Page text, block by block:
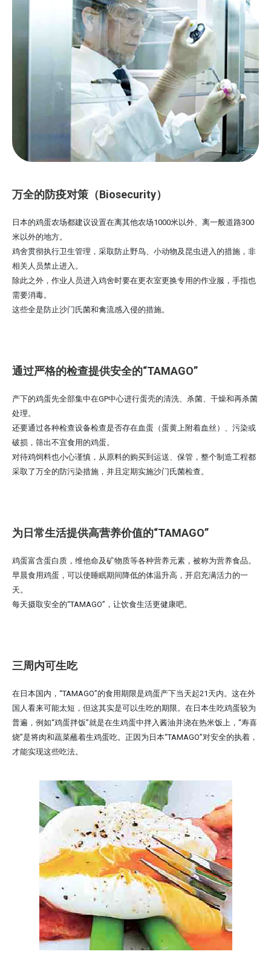
万全的防疫对策（Biosecurity）
日本的鸡蛋农场都建议设置在离其他农场1000米以外、离一般道路300
米以外的地方。
鸡舍贯彻执行卫生管理，采取防止野鸟、小动物及昆虫进入的措施，非
相关人员禁止进入。
除此之外，作业人员进入鸡舍时要在更衣室更换专用的作业服，手指也
需要消毒。
这些全是防止沙门氏菌和禽流感入侵的措施。
通过严格的检查提供安全的“TAMAGO”
产下的鸡蛋先全部集中在GP中心进行蛋壳的清洗、杀菌、干燥和再杀菌
处理。
还要通过各种检查设备检查是否存在血蛋（蛋黄上附着血丝）、污染或
破损，筛出不宜食用的鸡蛋。
对待鸡饲料也小心谨慎，从原料的购买到运送、保管，整个制造工程都
采取了万全的防污染措施，并且定期实施沙门氏菌检查。
为日常生活提供高营养价值的“TAMAGO”
鸡蛋富含蛋白质，维他命及矿物质等各种营养元素，被称为营养食品。
早晨食用鸡蛋，可以使睡眠期间降低的体温升高，开启充满活力的一
天。
每天摄取安全的“TAMAGO”，让饮食生活更健康吧。
三周内可生吃
在日本国内，“TAMAGO”的食用期限是鸡蛋产下当天起21天内。这在外
国人看来可能太短，但这其实是可以生吃的期限。在日本生吃鸡蛋较为
普遍，例如“鸡蛋拌饭”就是在生鸡蛋中拌入酱油并浇在热米饭上，“寿喜
烧”是将肉和蔬菜蘸着生鸡蛋吃。正因为日本“TAMAGO”对安全的执着，
才能实现这些吃法。